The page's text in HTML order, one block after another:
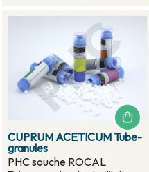
CUPRUM ACETICUM Tube-
granules
PHC souche ROCAL